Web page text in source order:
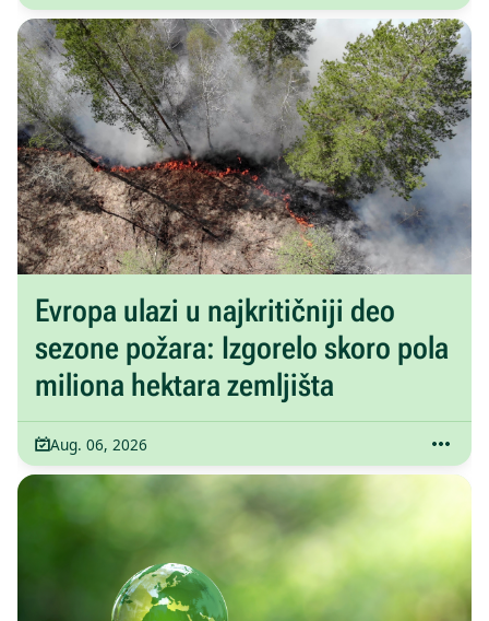
Evropa ulazi u najkritičniji deo
sezone požara: Izgorelo skoro pola
miliona hektara zemljišta
Aug. 06, 2026